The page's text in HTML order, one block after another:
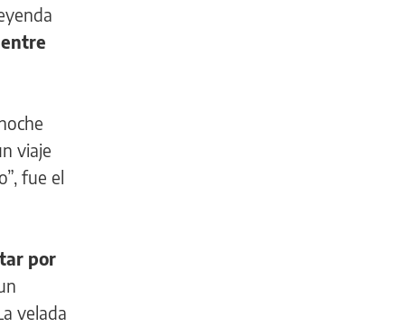
viaje
fue el
por
velada